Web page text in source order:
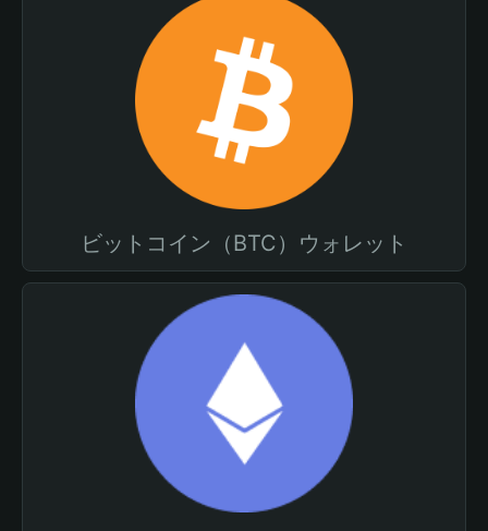
ビットコイン（BTC）ウォレット